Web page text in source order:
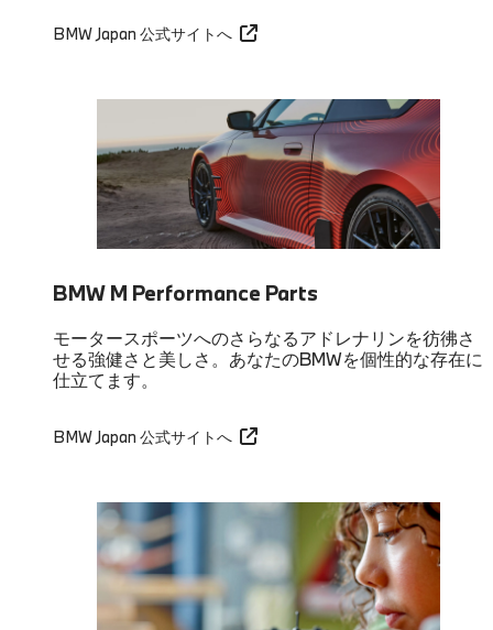
BMW Japan 公式サイトへ
BMW M Performance Parts
モータースポーツへのさらなるアドレナリンを彷彿さ
せる強健さと美しさ。あなたのBMWを個性的な存在に
仕立てます。
BMW Japan 公式サイトへ